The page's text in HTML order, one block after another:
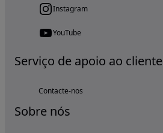
Instagram
YouTube
Serviço de apoio ao cliente
Contacte-nos
Sobre nós